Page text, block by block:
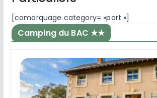
[comarquage category= »part »]
Camping du BAC ★★